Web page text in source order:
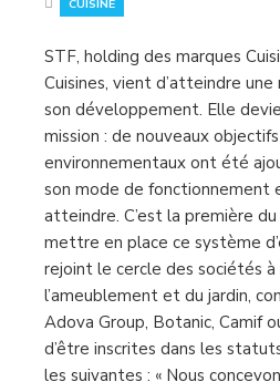
CUISINE
STF, holding des marques
Cuisines, vient d’atteindre
son développement. Elle
mission : de nouveaux
environnementaux ont été
son mode de fonctionnement
atteindre. C’est la première
mettre en place ce système
rejoint le cercle des sociétés à
l’ameublement et du jardin,
Adova Group, Botanic, Camif
d’être inscrites dans les
les suivantes : « Nous